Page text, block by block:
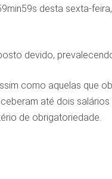
desta sexta-
devido,
como aquelas que
até dois
de obrigatoriedade.